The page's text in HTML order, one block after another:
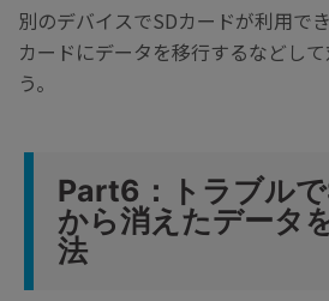
別のデバイスでSDカードが利用で
カードにデータを移行するなどし
う。
Part6：トラブル
から消えたデータ
法